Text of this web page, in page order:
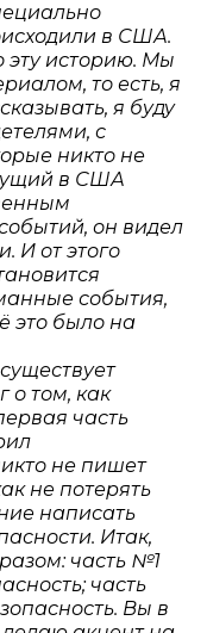
в США.
историю. Мы
то есть, я
я буду
с
никто не
в США
он видел
И от этого
события,
это было на
о том, как
часть
не пишет
не потерять
написать
Итак,
часть №1
часть
Вы в